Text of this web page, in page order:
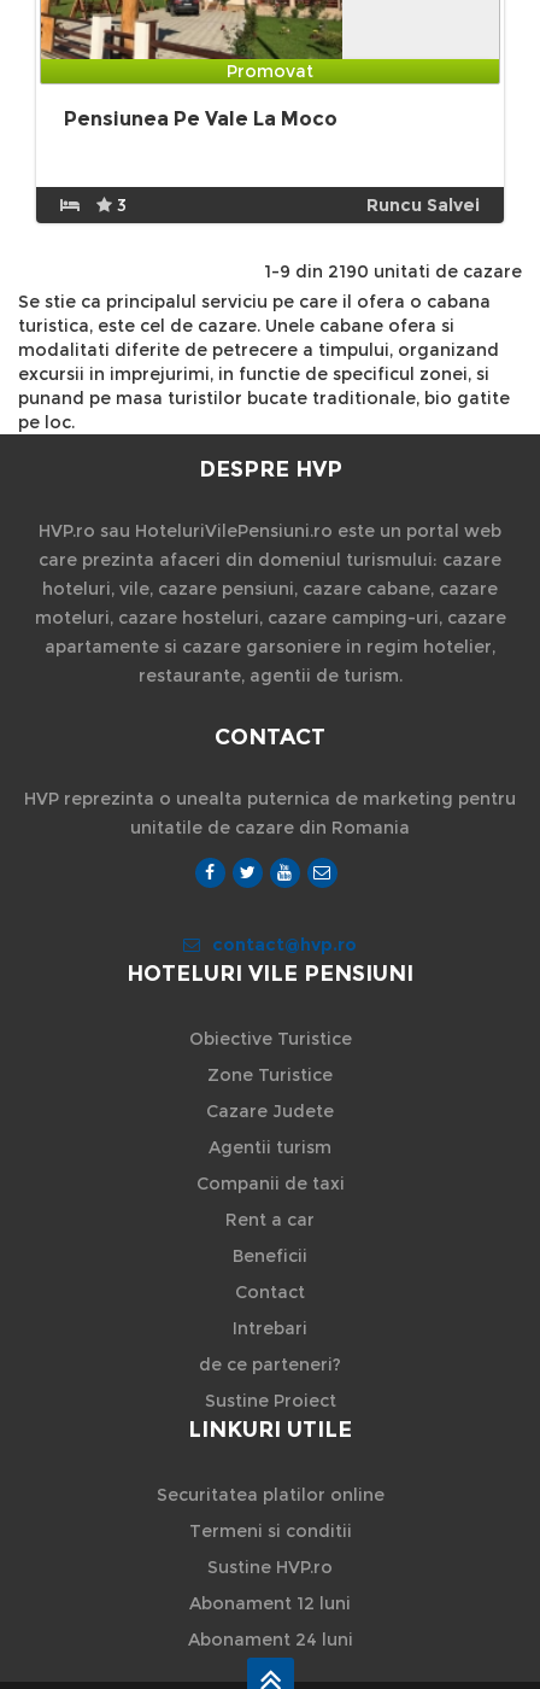
Promovat
Pensiunea Pe Vale La Moco
3 Runcu Salvei
1-9 din 2190 unitati de cazare
Se stie ca principalul serviciu pe care il ofera o cabana
turistica, este cel de cazare. Unele cabane ofera si
modalitati diferite de petrecere a timpului, organizand
excursii in imprejurimi, in functie de specificul zonei, si
punand pe masa turistilor bucate traditionale, bio gatite
pe loc.
DESPRE HVP
HVP.ro sau HoteluriVilePensiuni.ro este un portal web
care prezinta afaceri din domeniul turismului: cazare
hoteluri, vile, cazare pensiuni, cazare cabane, cazare
moteluri, cazare hosteluri, cazare camping-uri, cazare
apartamente si cazare garsoniere in regim hotelier,
restaurante, agentii de turism.
CONTACT
HVP reprezinta o unealta puternica de marketing pentru
unitatile de cazare din Romania
contact@hvp.ro
HOTELURI VILE PENSIUNI
Obiective Turistice
Zone Turistice
Cazare Judete
Agentii turism
Companii de taxi
Rent a car
Beneficii
Contact
Intrebari
de ce parteneri?
Sustine Proiect
LINKURI UTILE
Securitatea platilor online
Termeni si conditii
Sustine HVP.ro
Abonament 12 luni
Abonament 24 luni